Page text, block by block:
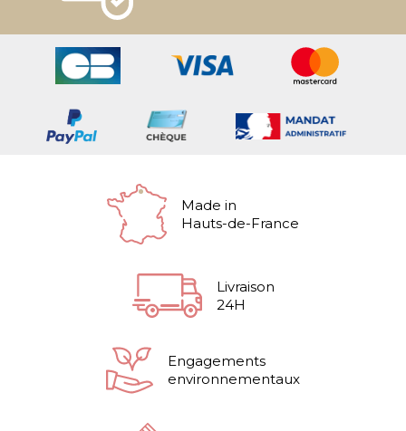
Made in
Hauts-de-France
Livraison
24H
Engagements
environnementaux